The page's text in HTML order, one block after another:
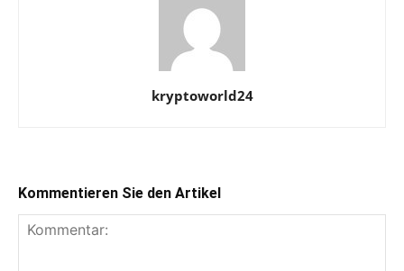
kryptoworld24
Kommentieren Sie den Artikel